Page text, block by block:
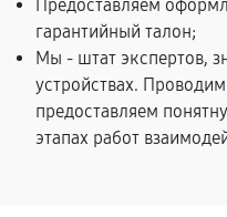
Предоставляем
гарантийный талон;
Мы - штат экспертов,
устройствах.
предоставляем
этапах работ